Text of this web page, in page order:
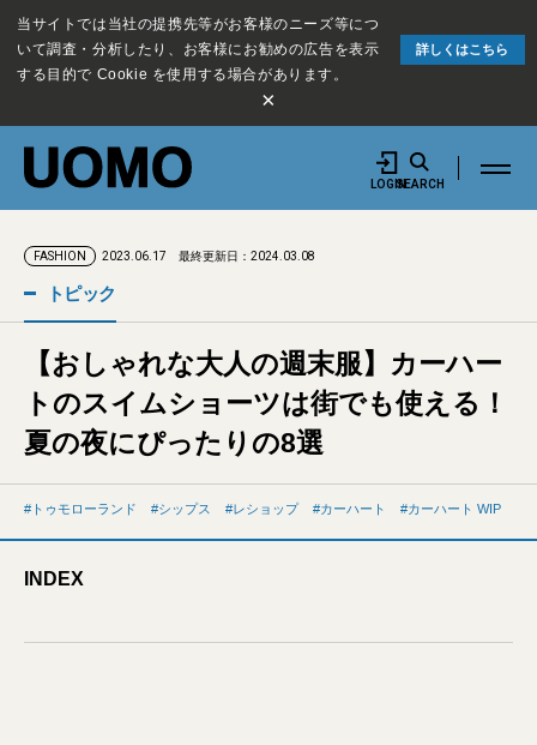
当サイトでは当社の提携先等がお客様のニーズ等につ
いて調査・分析したり、お客様にお勧めの広告を表示
する目的で Cookie を使用する場合があります。
詳しくはこちら
×
LOGINSEARCH
FASHION 2023.06.17 最終更新日：2024.03.08
トピック
【おしゃれな大人の週末服】カーハー
トのスイムショーツは街でも使える！
夏の夜にぴったりの8選
トゥモローランド シップス レショップ カーハート カーハート WIP
INDEX